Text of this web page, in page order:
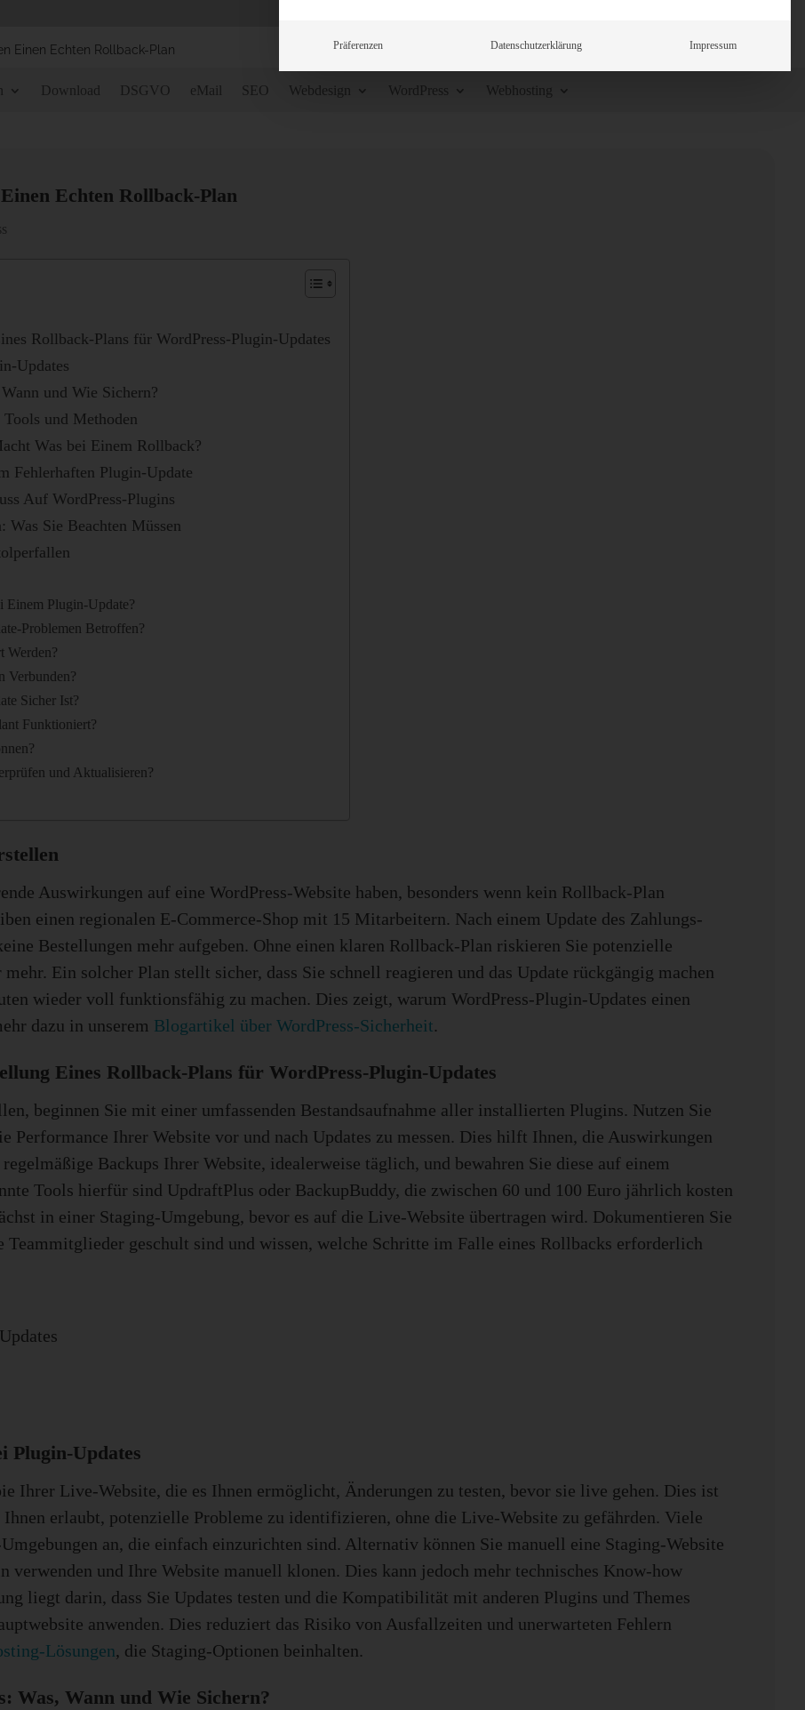
Einen Echten Rollback-Plan
Download DSGVO eMail SEO Webdesign WordPress Webhosting
Echten Rollback-Plan
Rollback-Plans für WordPress-Plugin-Updates
Updates
und Wie Sichern?
und Methoden
Was bei Einem Rollback?
Fehlerhaften Plugin-Update
Auf WordPress-Plugins
Sie Beachten Müssen
Einem Plugin-Update?
Problemen Betroffen?
Werden?
Verbunden?
Sicher Ist?
Funktioniert?
und Aktualisieren?
Auswirkungen auf eine WordPress-Website haben, besonders wenn kein Rollback-Plan
einen regionalen E-Commerce-Shop mit 15 Mitarbeitern. Nach einem Update des Zahlungs-
Bestellungen mehr aufgeben. Ohne einen klaren Rollback-Plan riskieren Sie potenzielle
Ein solcher Plan stellt sicher, dass Sie schnell reagieren und das Update rückgängig machen
wieder voll funktionsfähig zu machen. Dies zeigt, warum WordPress-Plugin-Updates einen
dazu in unserem Blogartikel über WordPress-Sicherheit.
Eines Rollback-Plans für WordPress-Plugin-Updates
beginnen Sie mit einer umfassenden Bestandsaufnahme aller installierten Plugins. Nutzen Sie
Performance Ihrer Website vor und nach Updates zu messen. Dies hilft Ihnen, die Auswirkungen
Backups Ihrer Website, idealerweise täglich, und bewahren Sie diese auf einem
Tools hierfür sind UpdraftPlus oder BackupBuddy, die zwischen 60 und 100 Euro jährlich kosten
in einer Staging-Umgebung, bevor es auf die Live-Website übertragen wird. Dokumentieren Sie
Teammitglieder geschult sind und wissen, welche Schritte im Falle eines Rollbacks erforderlich
Plugin-Updates
Ihrer Live-Website, die es Ihnen ermöglicht, Änderungen zu testen, bevor sie live gehen. Dies ist
erlaubt, potenzielle Probleme zu identifizieren, ohne die Live-Website zu gefährden. Viele
an, die einfach einzurichten sind. Alternativ können Sie manuell eine Staging-Website
verwenden und Ihre Website manuell klonen. Dies kann jedoch mehr technisches Know-how
liegt darin, dass Sie Updates testen und die Kompatibilität mit anderen Plugins und Themes
anwenden. Dies reduziert das Risiko von Ausfallzeiten und unerwarteten Fehlern
Lösungen, die Staging-Optionen beinhalten.
Was, Wann und Wie Sichern?
Präferenzen Datenschutzerklärung Impressum